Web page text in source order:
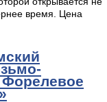
время. Цена